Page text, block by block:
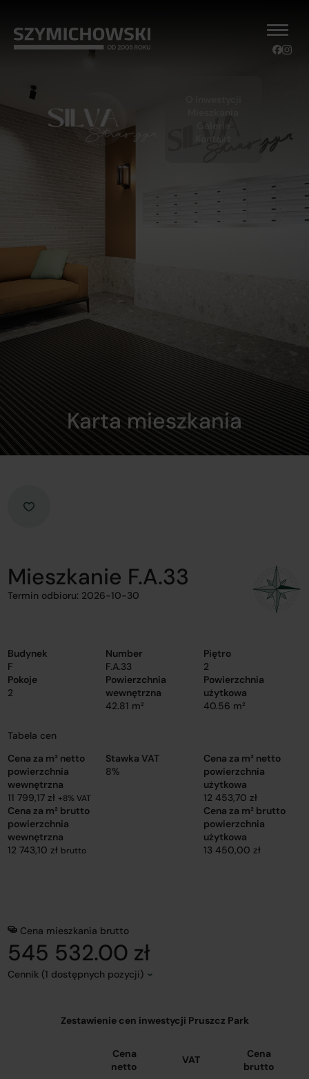
Galeria
Kontakt
Karta mieszkania
Mieszkanie F.A.33
Termin odbioru: 2026-10-30
Budynek
F
Number
F.A.33
Piętro
2
Pokoje
2
Powierzchnia
wewnętrzna
42.81 m²
Powierzchnia
użytkowa
40.56 m²
Tabela cen
Cena za m² netto
powierzchnia
wewnętrzna
11 799,17 zł+8% VAT
Stawka VAT
8%
Cena za m² netto
powierzchnia
użytkowa
12 453,70 zł
Cena za m² brutto
powierzchnia
wewnętrzna
12 743,10 zł brutto
Cena za m² brutto
powierzchnia
użytkowa
13 450,00 zł
Cena mieszkania brutto
545 532.00 zł
Cennik (1 dostępnych pozycji)
Zestawienie cen inwestycji Pruszcz Park
Cena
netto
VAT
Cena
brutto